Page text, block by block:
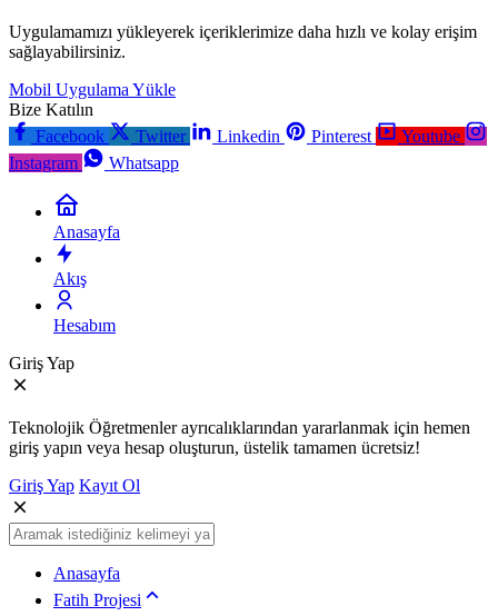
Uygulamamızı yükleyerek içeriklerimize daha hızlı ve kolay erişim
sağlayabilirsiniz.
Mobil Uygulama Yükle
Bize Katılın
Facebook
Twitter Linkedin Pinterest
Youtube
Instagram
Whatsapp
Anasayfa
Akış
Hesabım
Giriş Yap
Teknolojik Öğretmenler ayrıcalıklarından yararlanmak için hemen
giriş yapın veya hesap oluşturun, üstelik tamamen ücretsiz!
Giriş Yap Kayıt Ol
Anasayfa
Fatih Projesi